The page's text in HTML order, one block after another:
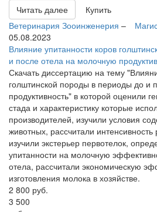
Читать далее
Купить
Ветеринария Зооинженерия –
05.08.2023
Влияние упитанности коров
и после отела на молочную
Скачать диссертацию на тему
голштинской породы в периоды до и
продуктивность" в которой оценили
стада и характеристику которые
производителей, изучили условия
животных, рассчитали
изучили экстерьер первотелок,
упитанности на молочную
отела, рассчитали экономическую
изготовления молока в хозяйстве.
2 800 руб.
3 500